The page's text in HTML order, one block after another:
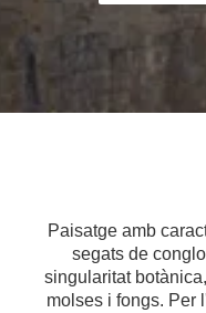
Paisatge amb
segats de
singularitat
molses i fongs. Per